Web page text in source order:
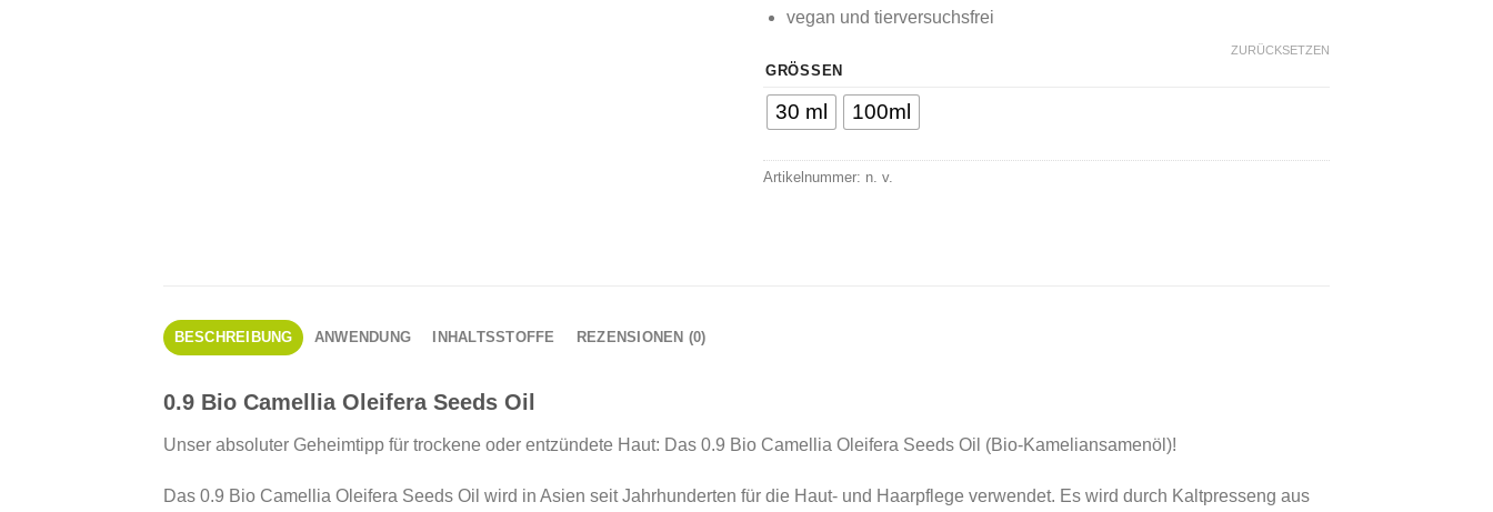
vegan und tierversuchsfrei
GRÖSSEN
30 ml 100ml
ZURÜCKSETZEN
Artikelnummer: n. v.
BESCHREIBUNG ANWENDUNG INHALTSSTOFFE REZENSIONEN (0)
0.9 Bio Camellia Oleifera Seeds Oil
Unser absoluter Geheimtipp für trockene oder entzündete Haut: Das 0.9 Bio Camellia Oleifera Seeds Oil (Bio-Kameliansamenöl)!
Das 0.9 Bio Camellia Oleifera Seeds Oil wird in Asien seit Jahrhunderten für die Haut- und Haarpflege verwendet. Es wird durch Kaltpresseng aus